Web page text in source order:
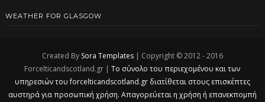
WEATHER FOR GLASGOW
Created By Sora Templates| Copyright © 2012 - 2016
Forcelticandscotland.gr |Το σύνολο του περιεχομένου και των
υπηρεσιών του forcelticandscotland.gr διατίθεται στους επισκέπτες
αυστηρά για προσωπική χρήση. Απαγορεύεται η χρήση ή επανεκπομπή